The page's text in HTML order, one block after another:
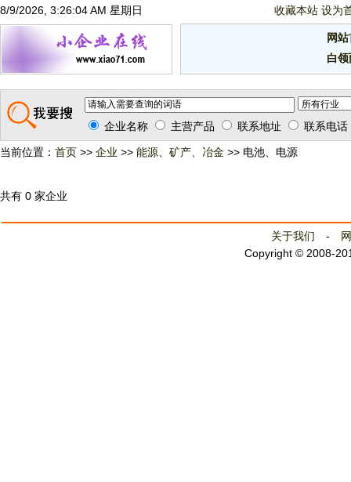
8/9/2026, 3:26:04 AM 星期日 收藏本站 设为
网
白
企业名称 主营产品 联系地址 联系电话
当前位置： 首页 >> 企业 >> 能源、矿产、冶金 >> 电池、电源
共有 0 家企业
关于我们 -
Copyright © 2008-